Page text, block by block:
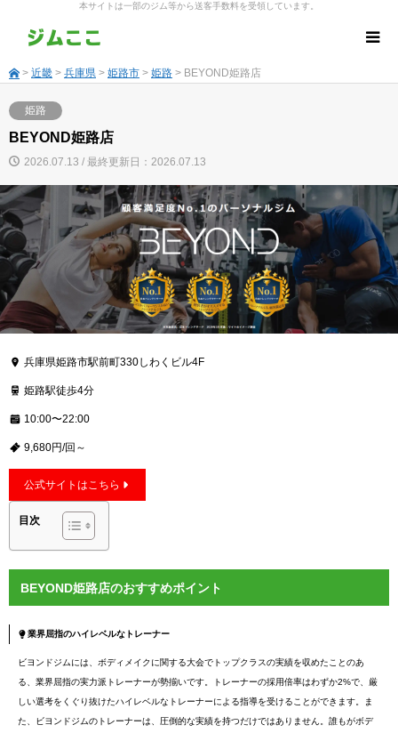
本サイトは一部のジム等から送客手数料を受領しています。
> 近畿 > 兵庫県 > 姫路市 > 姫路 > BEYOND姫路店
姫路
BEYOND姫路店
2026.07.13 / 最終更新日：2026.07.13
兵庫県姫路市駅前町330しわくビル4F
姫路駅徒歩4分
10:00〜22:00
9,680円/回～
公式サイトはこちら
目次
BEYOND姫路店のおすすめポイント
業界屈指のハイレベルなトレーナー
ビヨンドジムには、ボディメイクに関する大会でトップクラスの実績を収めたことのあ
る、業界屈指の実力派トレーナーが勢揃いです。トレーナーの採用倍率はわずか2%で、厳
しい選考をくぐり抜けたハイレベルなトレーナーによる指導を受けることができます。ま
た、ビヨンドジムのトレーナーは、圧倒的な実績を持つだけではありません。誰もがボデ